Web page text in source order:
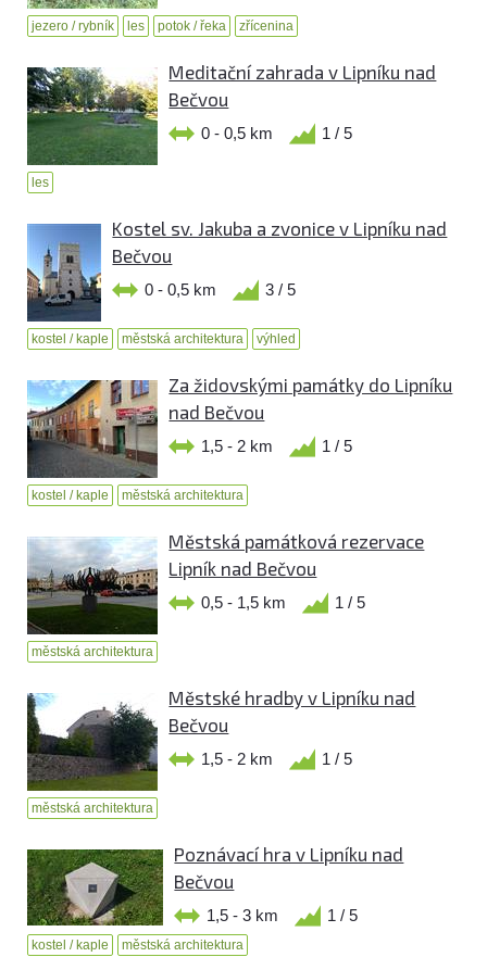
jezero / rybník les potok / řeka zřícenina
Meditační zahrada v Lipníku nad
Bečvou
0 - 0,5 km 1 / 5
les
Kostel sv. Jakuba a zvonice v Lipníku nad
Bečvou
0 - 0,5 km 3 / 5
kostel / kaple městská architektura výhled
Za židovskými památky do Lipníku
nad Bečvou
1,5 - 2 km 1 / 5
kostel / kaple městská architektura
Městská památková rezervace
Lipník nad Bečvou
0,5 - 1,5 km 1 / 5
městská architektura
Městské hradby v Lipníku nad
Bečvou
1,5 - 2 km 1 / 5
městská architektura
Poznávací hra v Lipníku nad
Bečvou
1,5 - 3 km 1 / 5
kostel / kaple městská architektura